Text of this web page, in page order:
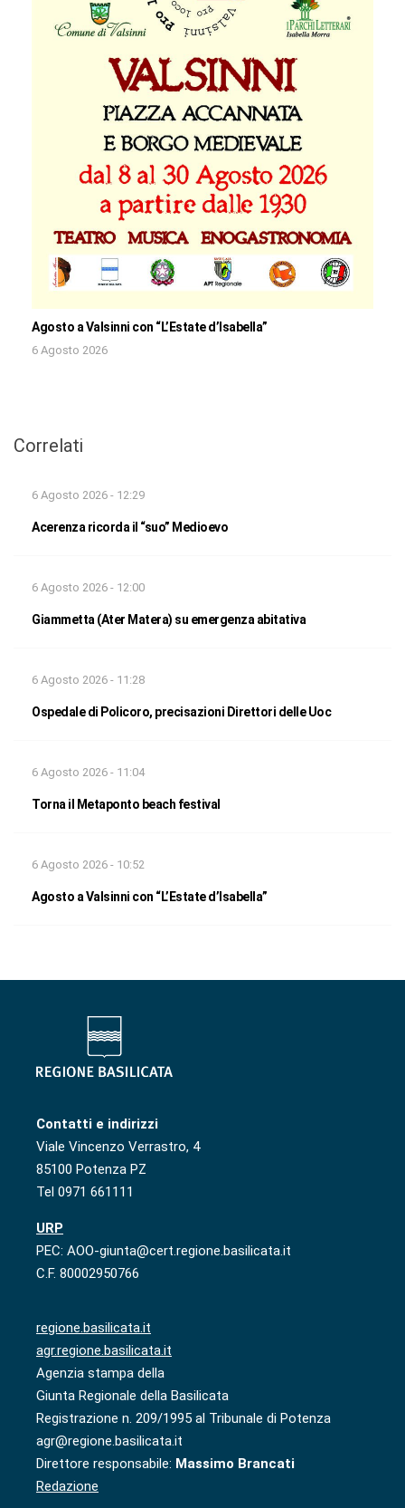
Agosto a Valsinni con “L’Estate d’Isabella”
6 Agosto 2026
Correlati
6 Agosto 2026 - 12:29
Acerenza ricorda il “suo” Medioevo
6 Agosto 2026 - 12:00
Giammetta (Ater Matera) su emergenza abitativa
6 Agosto 2026 - 11:28
Ospedale di Policoro, precisazioni Direttori delle Uoc
6 Agosto 2026 - 11:04
Torna il Metaponto beach festival
6 Agosto 2026 - 10:52
Agosto a Valsinni con “L’Estate d’Isabella”
Contatti e indirizzi
Viale Vincenzo Verrastro, 4
85100 Potenza PZ
Tel 0971 661111
URP
PEC: AOO-giunta@cert.regione.basilicata.it
C.F. 80002950766
regione.basilicata.it
agr.regione.basilicata.it
Agenzia stampa della
Giunta Regionale della Basilicata
Registrazione n. 209/1995 al Tribunale di Potenza
agr@regione.basilicata.it
Direttore responsabile: Massimo Brancati
Redazione